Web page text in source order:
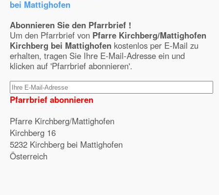
bei Mattighofen
Abonnieren Sie den Pfarrbrief !
Um den Pfarrbrief von Pfarre Kirchberg/Mattighofen
Kirchberg bei Mattighofen kostenlos per E-Mail zu
erhalten, tragen Sie Ihre E-Mail-Adresse ein und
klicken auf 'Pfarrbrief abonnieren'.
Pfarrbrief abonnieren
Pfarre Kirchberg/Mattighofen
Kirchberg 16
5232 Kirchberg bei Mattighofen
Österreich